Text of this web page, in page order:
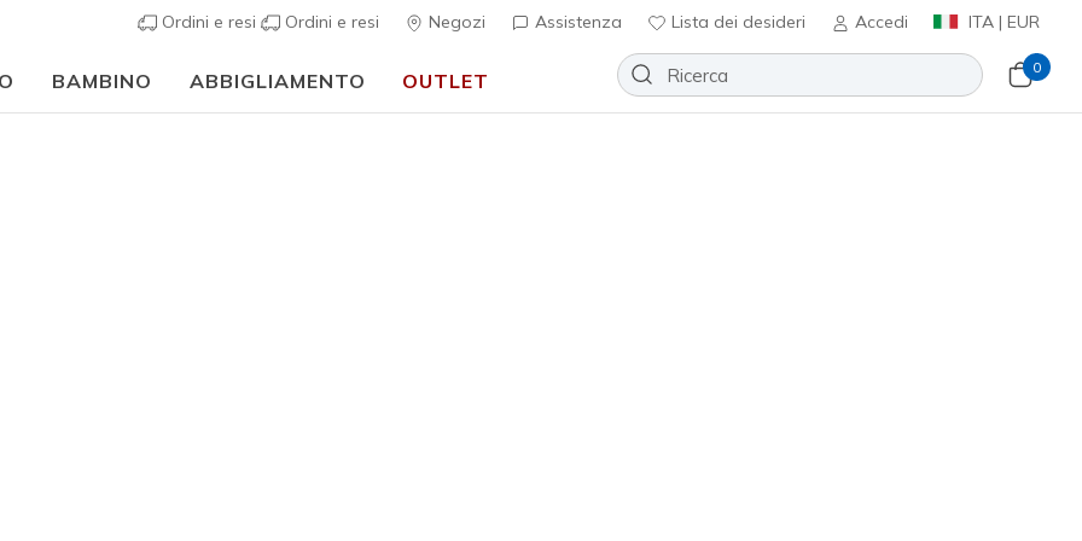
Ordini e resi Ordini e resi Negozi Assistenza Lista dei desideri Accedi ITA | EUR
BAMBINO ABBIGLIAMENTO OUTLET
0